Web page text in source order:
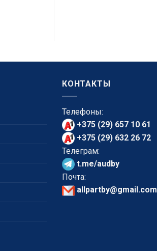
КОНТАКТЫ
Телефоны:
+375 (29) 657 10 61
+375 (29) 632 26 72
Телеграм:
t.me/audby
Почта:
allpartby@gmail.com